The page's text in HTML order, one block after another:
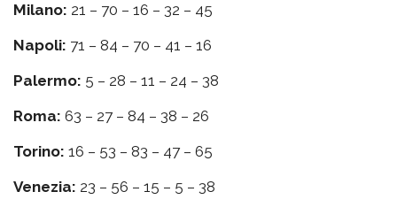
Milano: 21 – 70 – 16 – 32 – 45
Napoli: 71 – 84 – 70 – 41 – 16
Palermo: 5 – 28 – 11 – 24 – 38
Roma: 63 – 27 – 84 – 38 – 26
Torino: 16 – 53 – 83 – 47 – 65
Venezia: 23 – 56 – 15 – 5 – 38